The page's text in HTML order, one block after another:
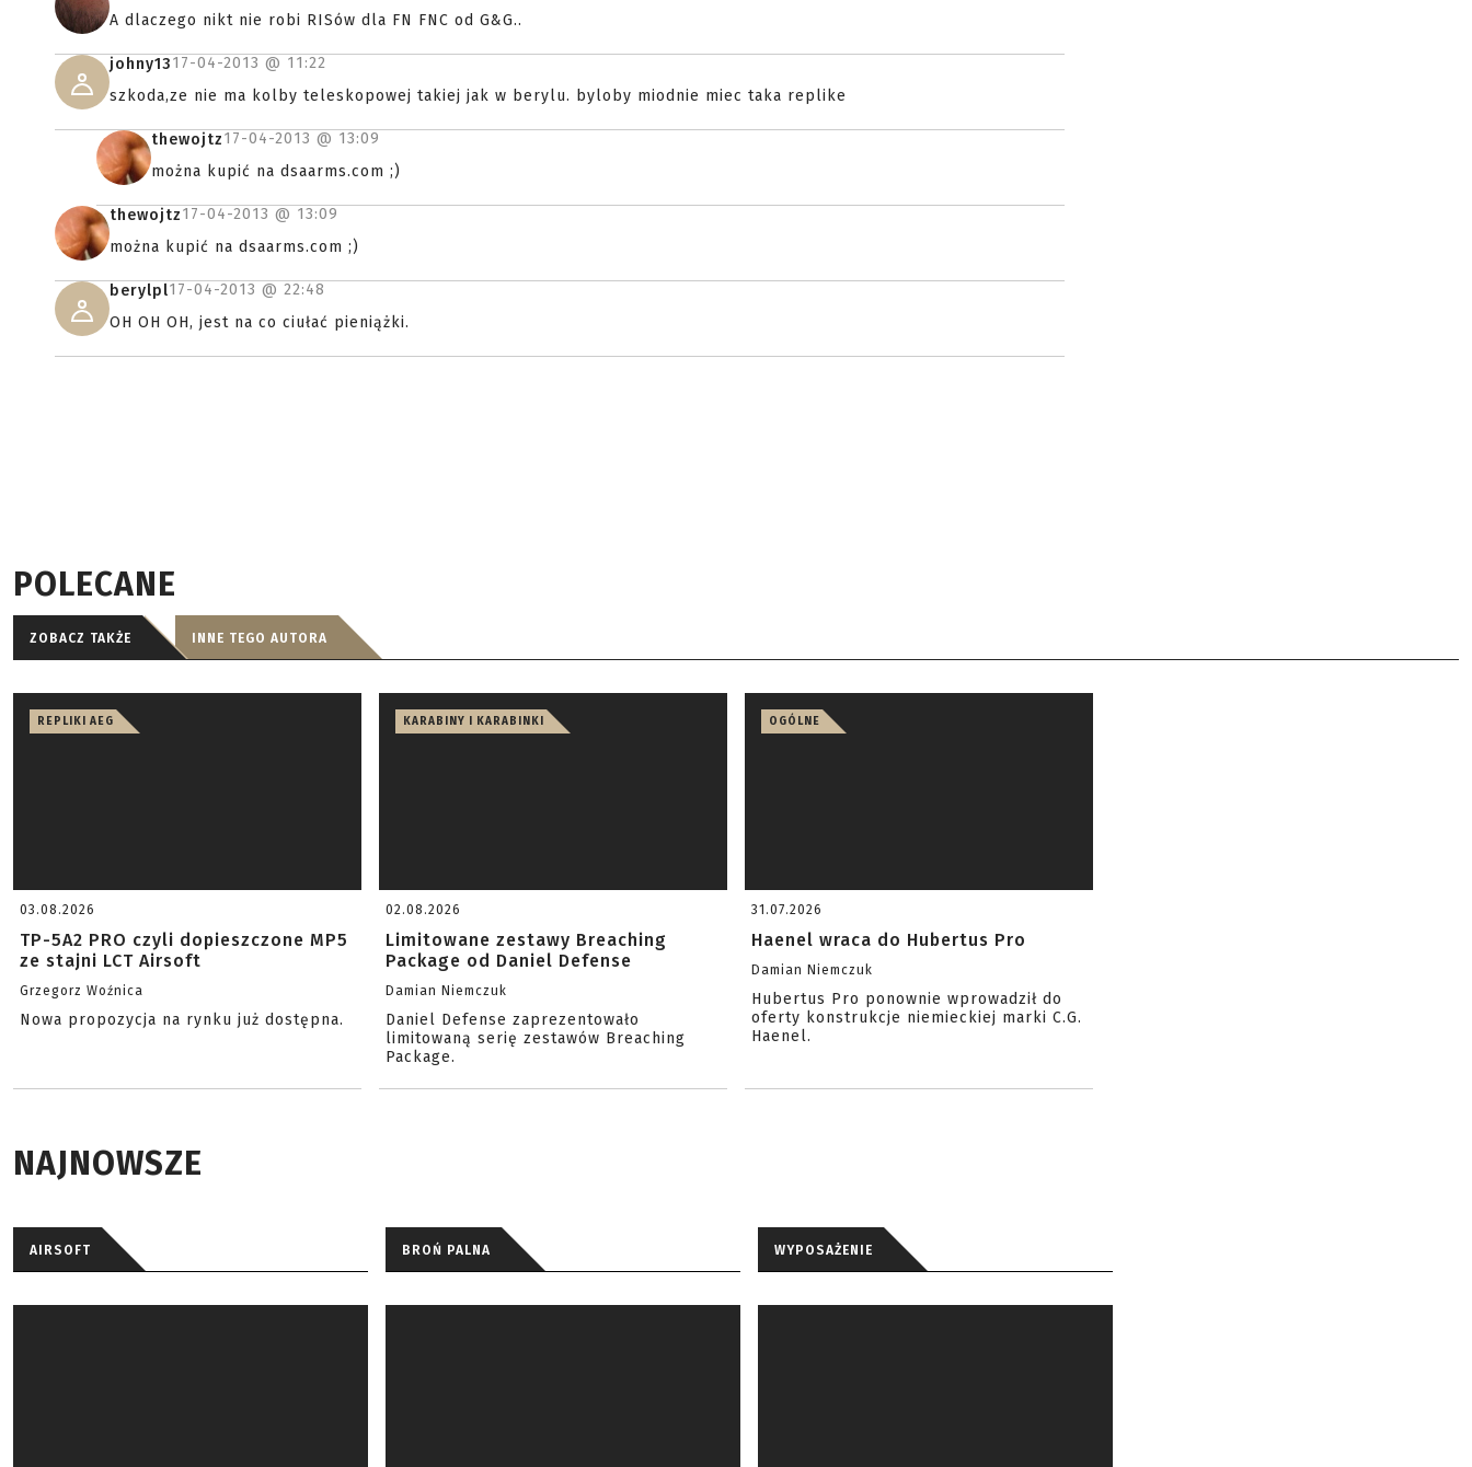
A dlaczego nikt nie robi RISów dla FN FNC od G&G..
johny1317-04-2013 @ 11:22
szkoda,ze nie ma kolby teleskopowej takiej jak w berylu. byloby miodnie miec taka replike
thewojtz17-04-2013 @ 13:09
można kupić na dsaarms.com ;)
thewojtz17-04-2013 @ 13:09
można kupić na dsaarms.com ;)
berylpl17-04-2013 @ 22:48
OH OH OH, jest na co ciułać pieniążki.
POLECANE
ZOBACZ TAKŻE INNE TEGO AUTORA
REPLIKI AEG
03.08.2026
TP-5A2 PRO czyli dopieszczone MP5
ze stajni LCT Airsoft
Grzegorz Woźnica
Nowa propozycja na rynku już dostępna.
KARABINY I KARABINKI
02.08.2026
Limitowane zestawy Breaching
Package od Daniel Defense
Damian Niemczuk
Daniel Defense zaprezentowało
limitowaną serię zestawów Breaching
Package.
OGÓLNE
31.07.2026
Haenel wraca do Hubertus Pro
Damian Niemczuk
Hubertus Pro ponownie wprowadził do
oferty konstrukcje niemieckiej marki C.G.
Haenel.
NAJNOWSZE
AIRSOFT BROŃ PALNA WYPOSAŻENIE